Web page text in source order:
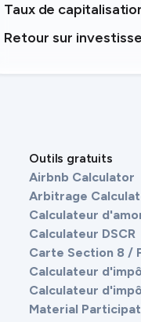
Taux de
Retour sur
Outils gratuits
Airbnb Calculator
Arbitrage
Calculateur
Calculateur DSCR
Carte Section 8 /
Calculateur
Calculateur
Material